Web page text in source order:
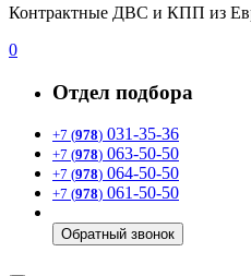
Контрактные ДВС и КПП из
0
Отдел подбора
+7 (978) 031-35-36
+7 (978) 063-50-50
+7 (978) 064-50-50
+7 (978) 061-50-50
Обратный звонок